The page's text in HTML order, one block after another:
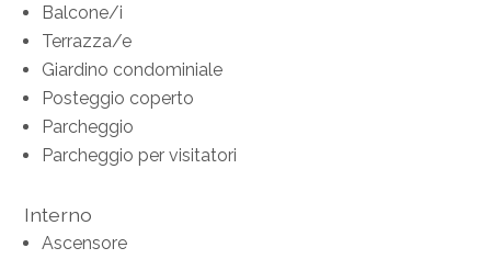
Balcone/i
Terrazza/e
Giardino condominiale
Posteggio coperto
Parcheggio
Parcheggio per visitatori
Interno
Ascensore